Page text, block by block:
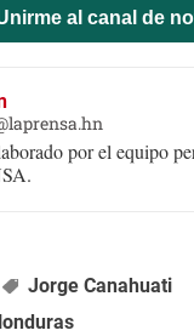
al canal de
por el equipo
Jorge Canahuati